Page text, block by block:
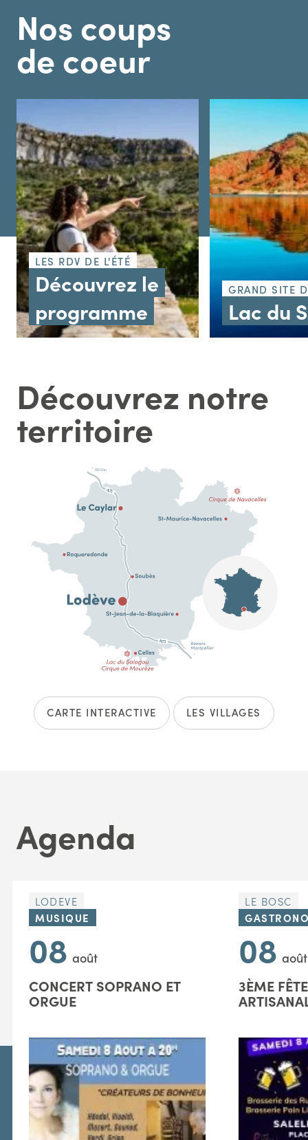
Nos coups
de coeur
LES RDV DE L'ÉTÉ
Découvrez le
programme
GRAND SITE
Lac du
Découvrez notre
territoire
CARTE INTERACTIVE LES VILLAGES
Agenda
LODEVE
MUSIQUE
08 août
CONCERT SOPRANO ET
ORGUE
LE BOSC
08 août
3ÈME